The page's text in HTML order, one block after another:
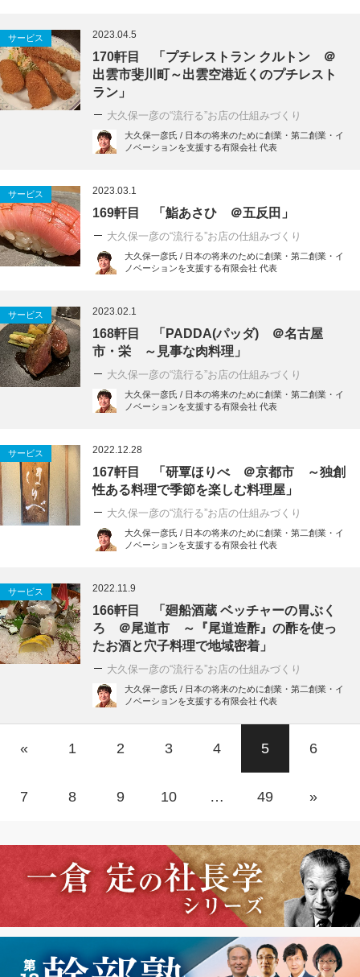
サービス 2023.04.5
170軒目 「プチレストラン クルトン ＠
出雲市斐川町～出雲空港近くのプチレスト
ラン」
大久保一彦の“流行る”お店の仕組みづくり
大久保一彦氏 / 日本の将来のために創業・第二創業・イ
ノベーションを支援する有限会社 代表
サービス 2023.03.1
169軒目 「鮨あさひ ＠五反田」
大久保一彦の“流行る”お店の仕組みづくり
大久保一彦氏 / 日本の将来のために創業・第二創業・イ
ノベーションを支援する有限会社 代表
サービス 2023.02.1
168軒目 「PADDA(パッダ) ＠名古屋
市・栄 ～見事な肉料理」
大久保一彦の“流行る”お店の仕組みづくり
大久保一彦氏 / 日本の将来のために創業・第二創業・イ
ノベーションを支援する有限会社 代表
サービス 2022.12.28
167軒目 「研覃ほりべ ＠京都市 ～独創
性ある料理で季節を楽しむ料理屋」
大久保一彦の“流行る”お店の仕組みづくり
大久保一彦氏 / 日本の将来のために創業・第二創業・イ
ノベーションを支援する有限会社 代表
サービス 2022.11.9
166軒目 「廻船酒蔵 ベッチャーの胃ぶく
ろ ＠尾道市 ～『尾道造酢』の酢を使っ
たお酒と穴子料理で地域密着」
大久保一彦の“流行る”お店の仕組みづくり
大久保一彦氏 / 日本の将来のために創業・第二創業・イ
ノベーションを支援する有限会社 代表
« 1 2 3 4 5 6
7 8 9 10 … 49 »